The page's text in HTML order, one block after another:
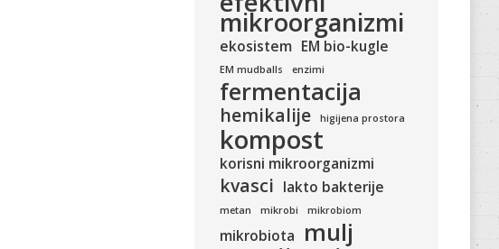
mikroorganizmi
ekosistem EM bio-kugle
EM mudballs enzimi
fermentacija
hemikalije higijena prostora
kompost
korisni mikroorganizmi
kvasci lakto bakterije
metan mikrobi mikrobiom
mikrobiota mulj